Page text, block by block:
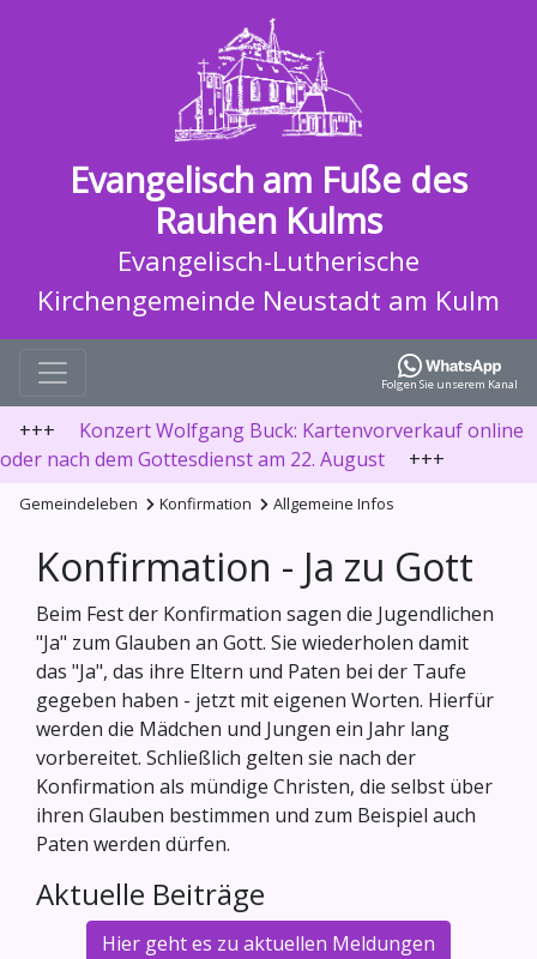
Evangelisch am Fuße des
Rauhen Kulms
Evangelisch-Lutherische
Kirchengemeinde Neustadt am Kulm
Folgen Sie unserem Kanal
+++
Konzert Wolfgang Buck: Kartenvorverkauf online
oder nach dem Gottesdienst am 22. August
+++
Gemeindeleben Konfirmation Allgemeine Infos
Konfirmation - Ja zu Gott
Beim Fest der Konfirmation sagen die Jugendlichen
"Ja" zum Glauben an Gott. Sie wiederholen damit
das "Ja", das ihre Eltern und Paten bei der Taufe
gegeben haben - jetzt mit eigenen Worten. Hierfür
werden die Mädchen und Jungen ein Jahr lang
vorbereitet. Schließlich gelten sie nach der
Konfirmation als mündige Christen, die selbst über
ihren Glauben bestimmen und zum Beispiel auch
Paten werden dürfen.
Aktuelle Beiträge
Hier geht es zu aktuellen Meldungen